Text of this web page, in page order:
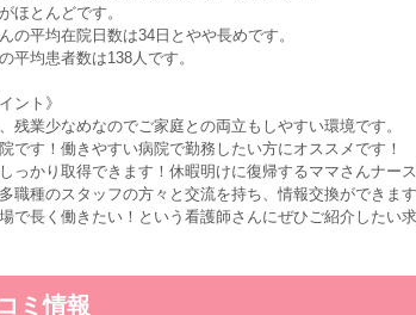
ほとんどです。
平均在院日数は34日とやや長めです。
均患者数は138人です。
ント》
業少なめなのでご家庭との両立もしやすい環境です。
です！働きやすい病院で勤務したい方にオススメです！
っかり取得できます！休暇明けに復帰するママさんナー
職種のスタッフの方々と交流を持ち、情報交換ができま
で長く働きたい！という看護師さんにぜひご紹介したい
ミ情報